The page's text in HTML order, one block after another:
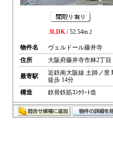
3LDK/ 52.54m 2
物件名
ヴェルドール藤井寺
住所
大阪府藤井寺市林2丁目
最寄駅
近鉄南大阪線 土師ノ里
徒歩 14分
構造
鉄骨鉄筋ｺﾝｸﾘｰﾄ造